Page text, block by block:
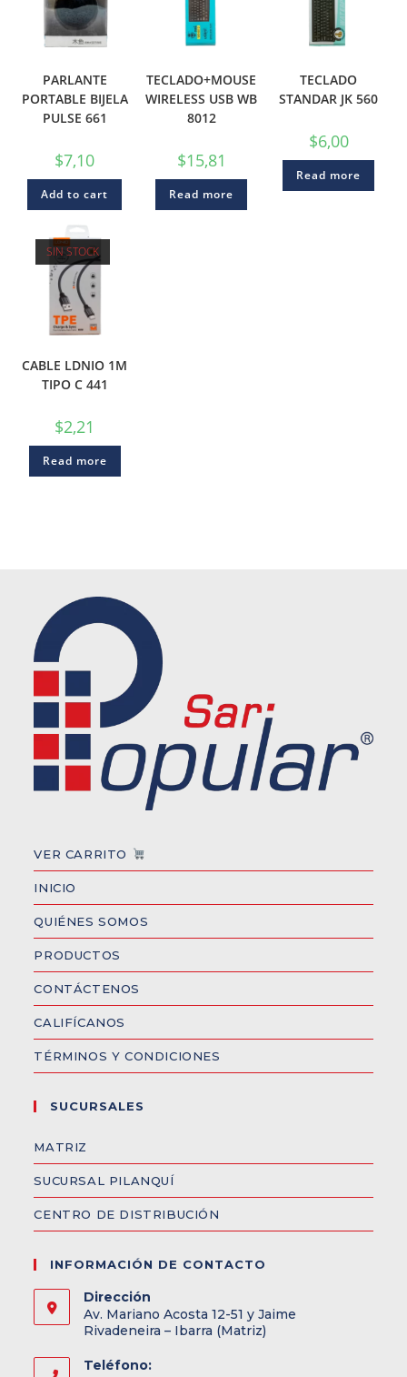
PARLANTE
PORTABLE BIJELA
PULSE 661
$7,10
Add to cart
TECLADO+MOUSE
WIRELESS USB WB
8012
$15,81
Read more
TECLADO
STANDAR JK 560
$6,00
Read more
SIN STOCK
CABLE LDNIO 1M
TIPO C 441
$2,21
Read more
VER CARRITO
INICIO
QUIÉNES SOMOS
PRODUCTOS
CONTÁCTENOS
CALIFÍCANOS
TÉRMINOS Y CONDICIONES
SUCURSALES
MATRIZ
SUCURSAL PILANQUÍ
CENTRO DE DISTRIBUCIÓN
INFORMACIÓN DE CONTACTO
Dirección
Av. Mariano Acosta 12-51 y Jaime
Rivadeneira – Ibarra (Matriz)
Teléfono: